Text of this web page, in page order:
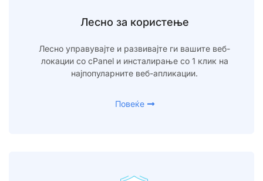
Лесно за користење
Лесно управувајте и развивајте ги вашите веб-
локации со cPanel и инсталирање со 1 клик на
најпопуларните веб-апликации.
Повеќе